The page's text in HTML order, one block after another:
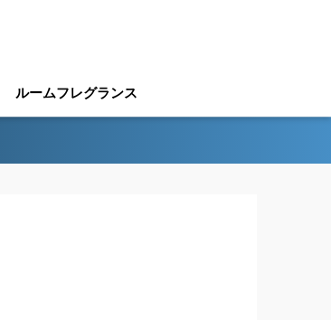
ルームフレグランス